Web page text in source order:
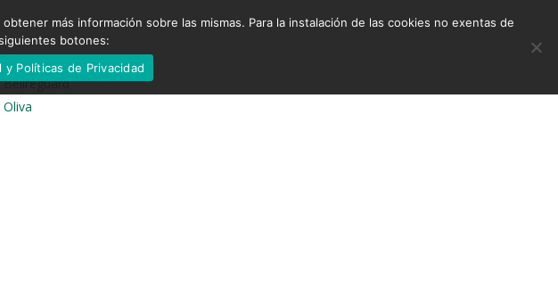
Bellreguard
Oliva
obtener más información sobre las mismas. Para la instalación de las cookies no exentas de
botones:
y Políticas de Privacidad